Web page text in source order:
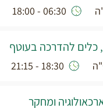
06:30 - 18:00
כלים להדרכה בעוטף
18:30 - 21:15
ומחקר